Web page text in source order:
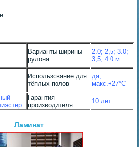
Варианты ширины
рулона
2.0; 2,5; 3.0;
3,5; 4.0 м
Использование для
тёплых полов
да,
макс.+27°С
Гарантия
производителя
10 лет
Ламинат